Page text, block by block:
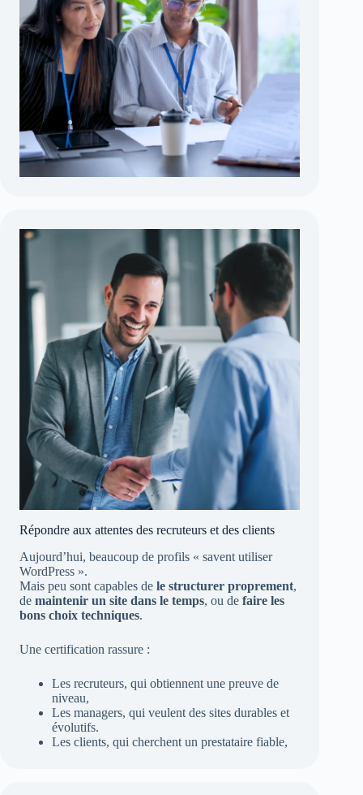
Répondre aux attentes des recruteurs et des clients
Aujourd’hui, beaucoup de profils « savent utiliser
WordPress ».
Mais peu sont capables de le structurer proprement,
de maintenir un site dans le temps, ou de faire les
bons choix techniques.
Une certification rassure :
Les recruteurs, qui obtiennent une preuve de
niveau,
Les managers, qui veulent des sites durables et
évolutifs.
Les clients, qui cherchent un prestataire fiable,